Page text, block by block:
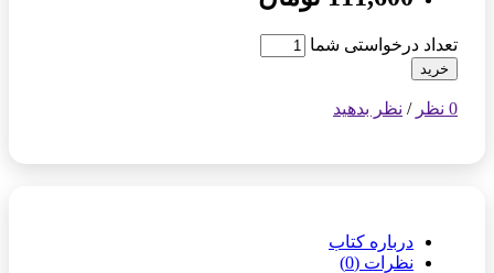
تعداد درخواستی شما
خرید
0 نظر / نظر بدهید
درباره کتاب
نظرات (0)